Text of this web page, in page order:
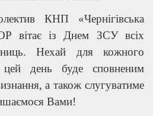
КНП «Чернігівська
вітає із Днем ЗСУ всіх
Нехай для кожного
цей день буде сповненим
а також слугуватиме
Вами!